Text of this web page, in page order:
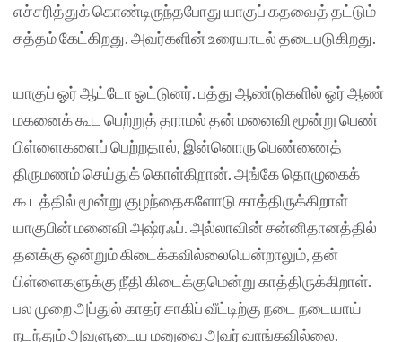
எச்சரித்துக் கொண்டிருந்தபோது யாகுப் கதவைத் தட்டும்
சத்தம் கேட்கிறது. அவர்களின் உரையாடல் தடைபடுகிறது.
யாகுப் ஓர் ஆட்டோ ஓட்டுனர். பத்து ஆண்டுகளில் ஓர் ஆண்
மகனைக் கூட பெற்றுத் தராமல் தன் மனைவி மூன்று பெண்
பிள்ளைகளைப் பெற்றதால், இன்னொரு பெண்ணைத்
திருமணம் செய்துக் கொள்கிறான். அங்கே தொழுகைக்
கூடத்தில் மூன்று குழந்தைகளோடு காத்திருக்கிறாள்
யாகுபின் மனைவி அஷ்ரஃப். அல்லாவின் சன்னிதானத்தில்
தனக்கு ஒன்றும் கிடைக்கவில்லையென்றாலும், தன்
பிள்ளைகளுக்கு நீதி கிடைக்குமென்று காத்திருக்கிறாள்.
பல முறை அப்துல் காதர் சாகிப் வீட்டிற்கு நடை நடையாய்
நடந்தும் அவளுடைய மனுவை அவர் வாங்கவில்லை.